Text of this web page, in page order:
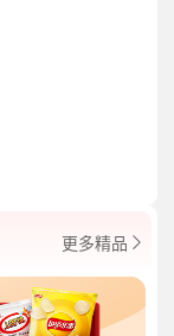
更多精品 